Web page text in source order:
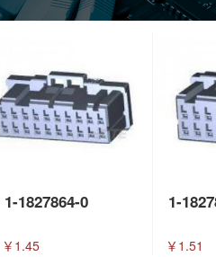
1-1827864-0
￥1.45
1-
￥1.51